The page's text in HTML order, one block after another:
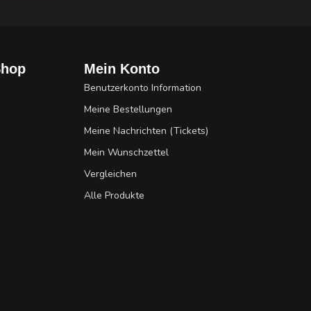
Mein Konto
Benutzerkonto Information
Meine Bestellungen
Meine Nachrichten (Tickets)
Mein Wunschzettel
Vergleichen
Alle Produkte